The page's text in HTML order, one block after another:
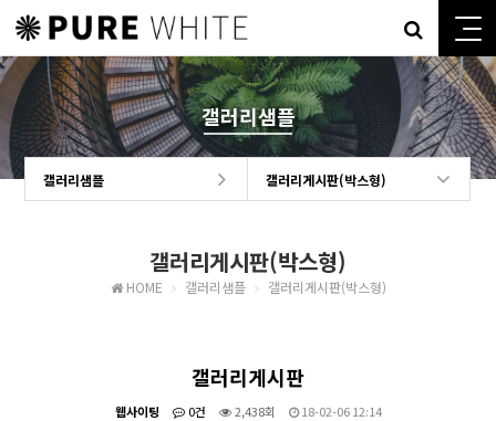
갤러리샘플
갤러리샘플 갤러리게시판(박스형)
갤러리게시판(박스형)
HOME 갤러리샘플 갤러리게시판(박스형)
갤러리게시판
웹사이팅 0건 2,438회 18-02-06 12:14